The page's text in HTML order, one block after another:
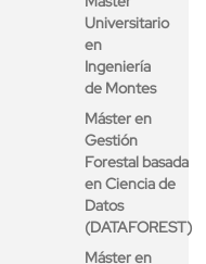
Universitario
en
Ingeniería
de Montes
Máster en
Gestión
Forestal basada
en Ciencia de
Datos
(DATAFOREST)
Máster en